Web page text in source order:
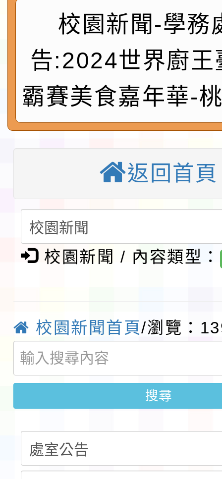
鎮韌性（防空）演習－
速演練執行計畫」
「115年金融知識線上
法」
第3次招考代課鐘點教
告(不再辦理後續甄選)
檢送「桃園市115學年
賽實施要點」1份
本市「115學年度學生
程安排一案
「桃園市補助參觀特色
展演活動實施計畫」
社團法人中華民國畫
026 ART TAIPEI臺北
會」之「藝術教育日」
檢送桃園市115學年度
及師生本土語及新住民
115年食農教育專業人
速演練執行計畫」
法」
本校115學年度第1學
第3次招考代課鐘點教
告(不再辦理後續甄選)
檢送「桃園市115學年
賽實施要點」1份
本市「115學年度學生
程安排一案
「桃園市補助參觀特色
展演活動實施計畫」
社團法人中華民國畫廊
校園新聞-學務
告:2024世界廚王
霸賽美食嘉年華-
返回首頁
校園新聞 / 內容類型：
校園新聞首頁/瀏覽：
搜尋